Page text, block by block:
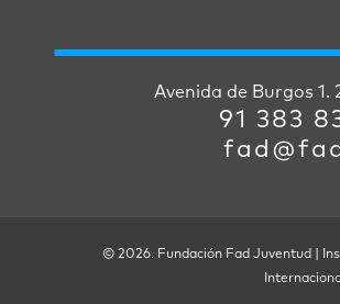
Avenida de Burgos 1.
91 383
© 2026. Fundación Fad Juventud |